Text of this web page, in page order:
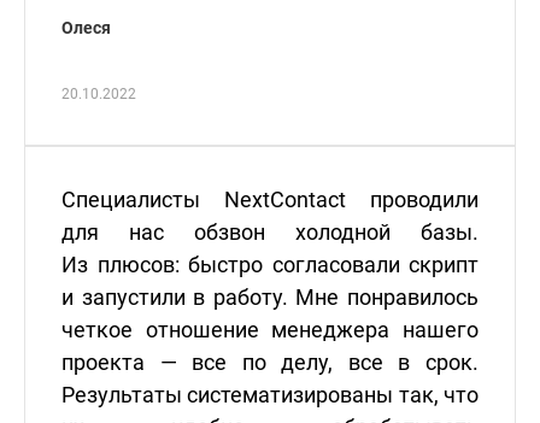
Олеся
20.10.2022
Специалисты NextContact проводили
для нас обзвон холодной базы.
Из плюсов: быстро согласовали скрипт
и запустили в работу. Мне понравилось
четкое отношение менеджера нашего
проекта — все по делу, все в срок.
Результаты систематизированы так, что